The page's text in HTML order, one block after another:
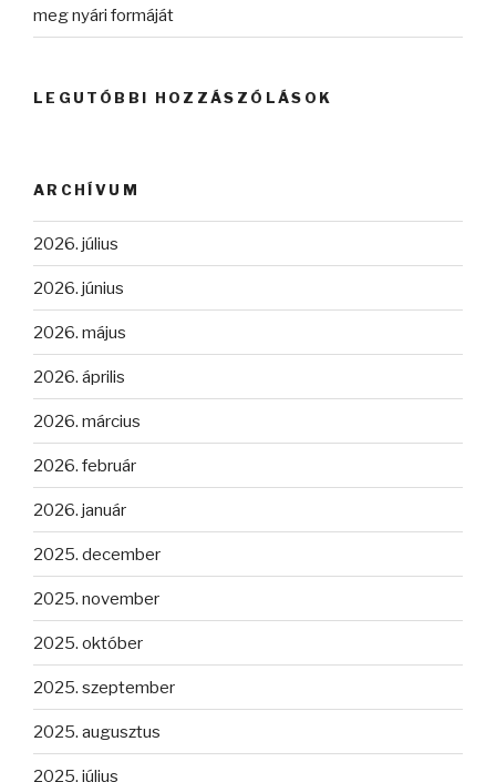
meg nyári formáját
LEGUTÓBBI HOZZÁSZÓLÁSOK
ARCHÍVUM
2026. július
2026. június
2026. május
2026. április
2026. március
2026. február
2026. január
2025. december
2025. november
2025. október
2025. szeptember
2025. augusztus
2025. július